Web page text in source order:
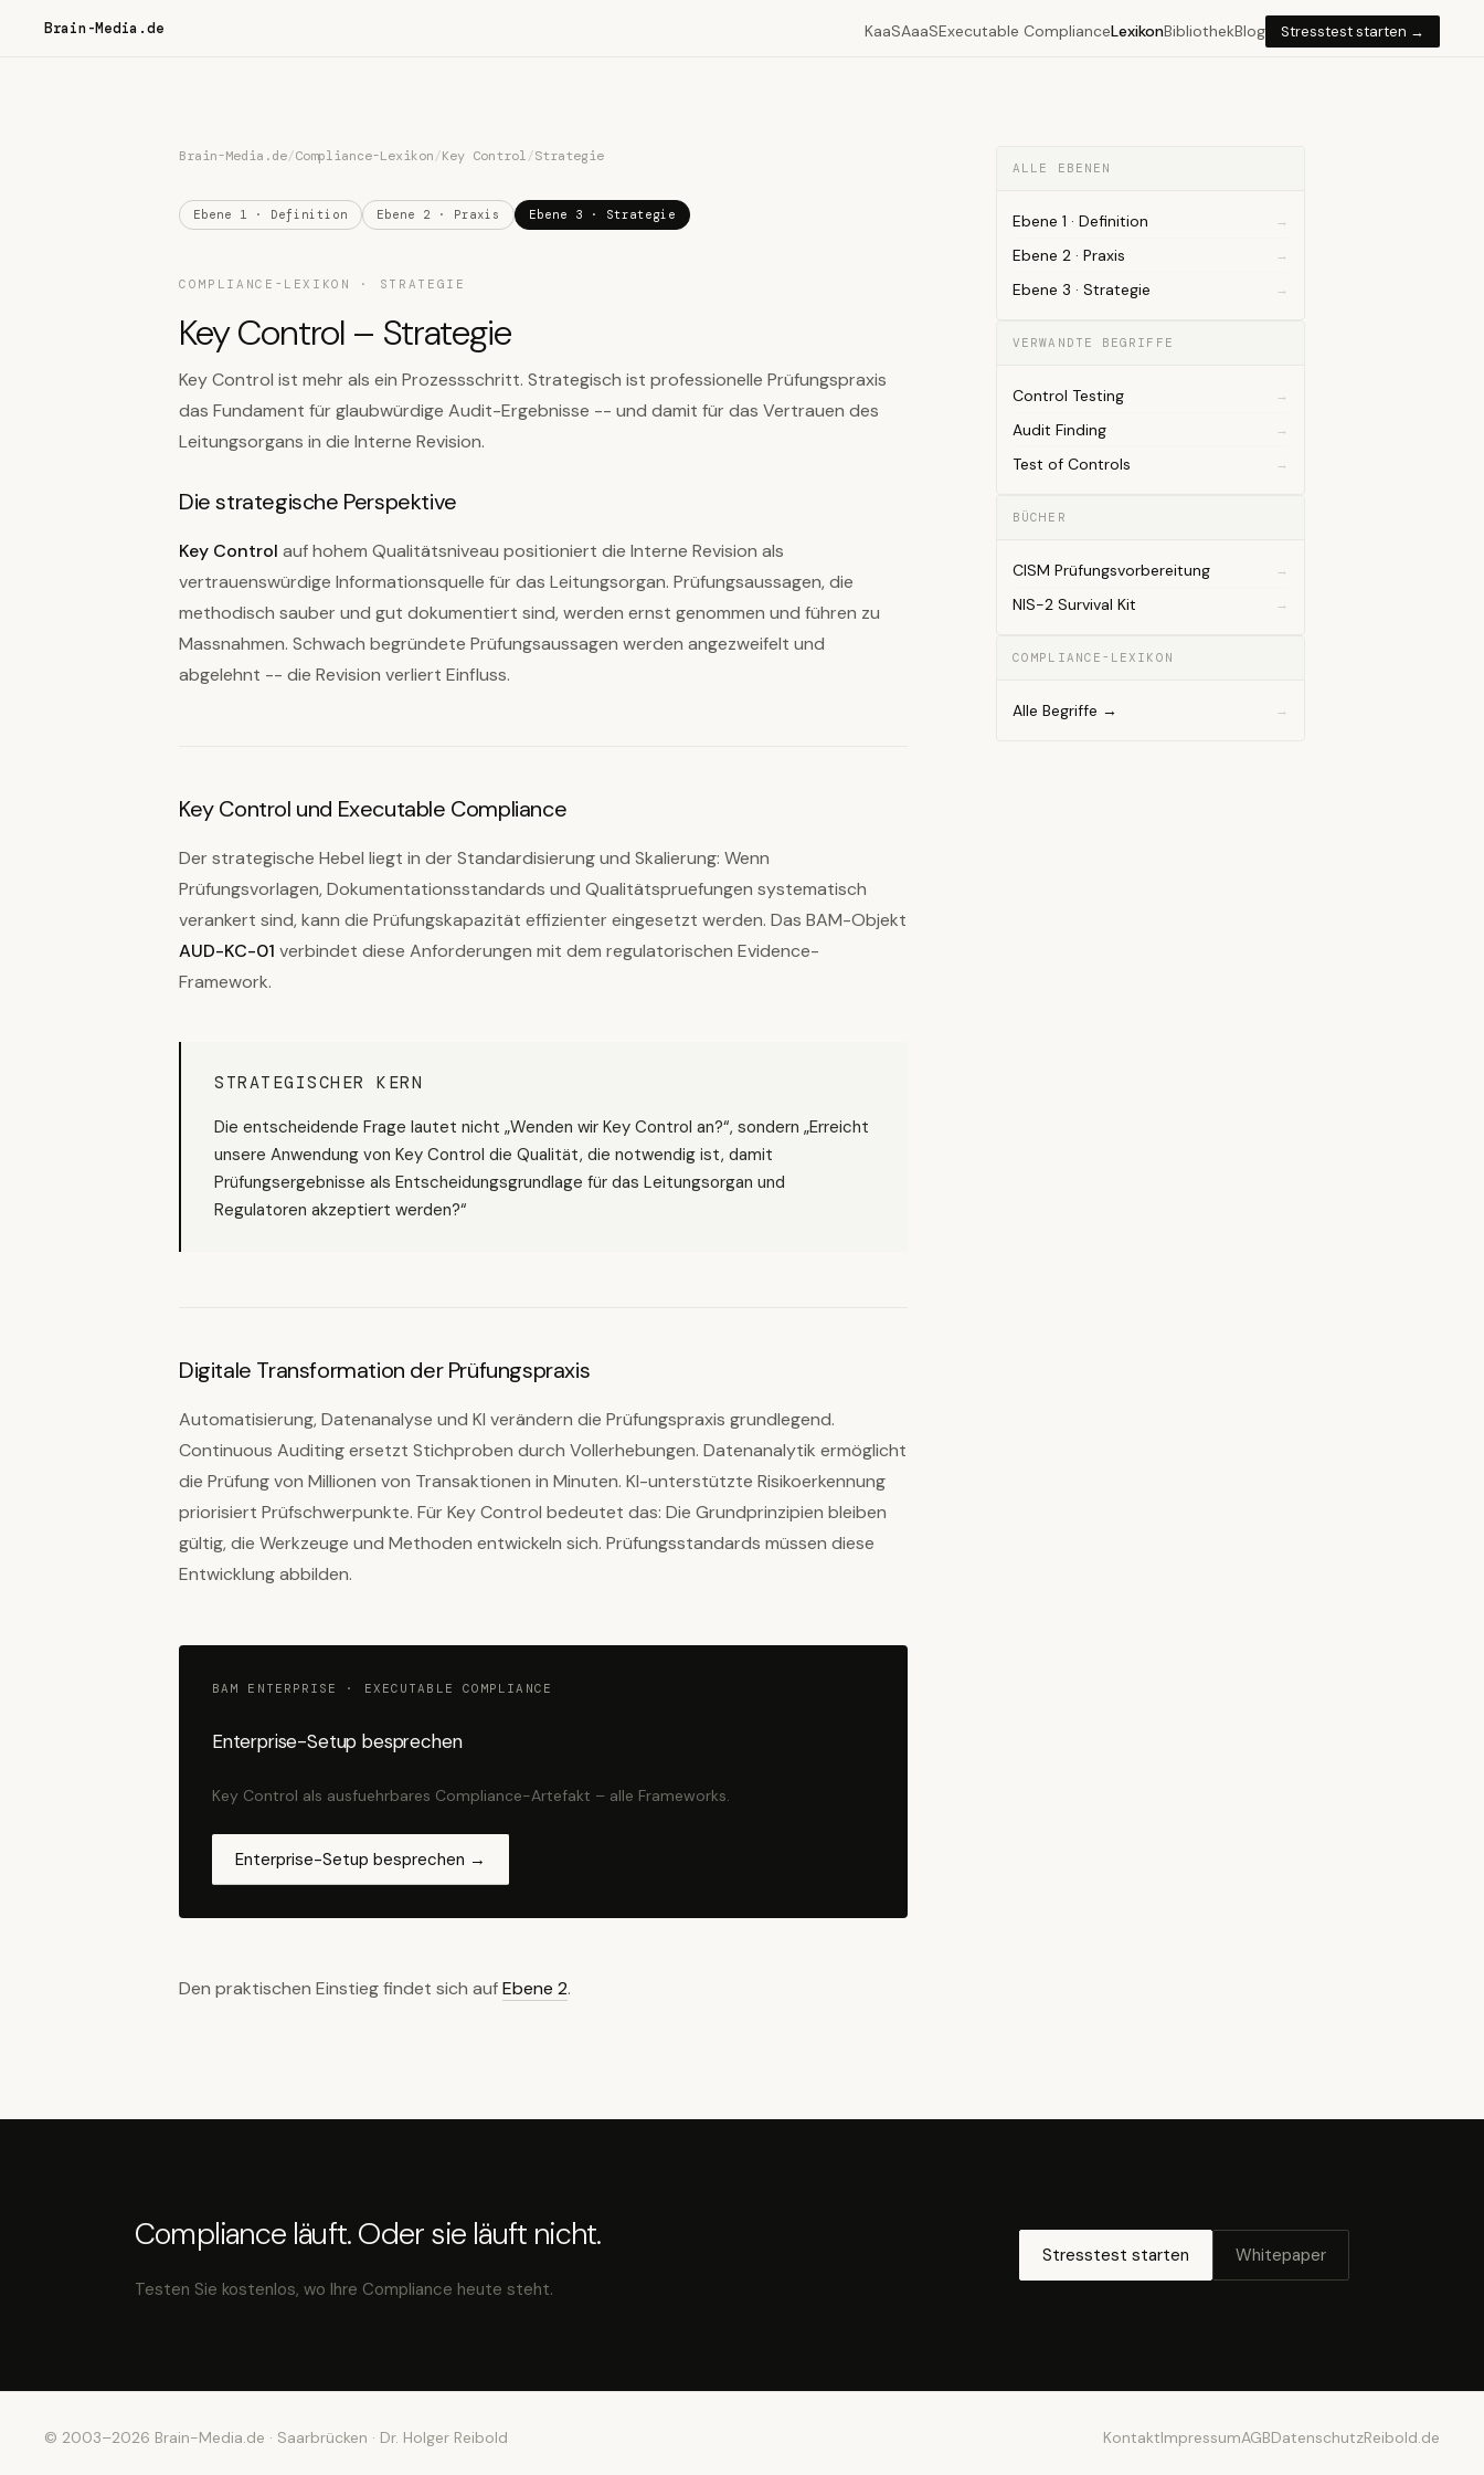
Brain-Media.de KaaSAaaSExecutable ComplianceLexikonBibliothekBlog Stresstest starten →
Brain-Media.de/Compliance-Lexikon/Key Control/Strategie
Ebene 1 · Definition Ebene 2 · Praxis Ebene 3 · Strategie
COMPLIANCE-LEXIKON · STRATEGIE
Key Control – Strategie
Key Control ist mehr als ein Prozessschritt. Strategisch ist professionelle Prüfungspraxis
das Fundament für glaubwürdige Audit-Ergebnisse -- und damit für das Vertrauen des
Leitungsorgans in die Interne Revision.
Die strategische Perspektive
Key Control auf hohem Qualitätsniveau positioniert die Interne Revision als
vertrauenswürdige Informationsquelle für das Leitungsorgan. Prüfungsaussagen, die
methodisch sauber und gut dokumentiert sind, werden ernst genommen und führen zu
Massnahmen. Schwach begründete Prüfungsaussagen werden angezweifelt und
abgelehnt -- die Revision verliert Einfluss.
Key Control und Executable Compliance
Der strategische Hebel liegt in der Standardisierung und Skalierung: Wenn
Prüfungsvorlagen, Dokumentationsstandards und Qualitätspruefungen systematisch
verankert sind, kann die Prüfungskapazität effizienter eingesetzt werden. Das BAM-Objekt
AUD-KC-01 verbindet diese Anforderungen mit dem regulatorischen Evidence-
Framework.
STRATEGISCHER KERN
Die entscheidende Frage lautet nicht „Wenden wir Key Control an?“, sondern „Erreicht
unsere Anwendung von Key Control die Qualität, die notwendig ist, damit
Prüfungsergebnisse als Entscheidungsgrundlage für das Leitungsorgan und
Regulatoren akzeptiert werden?“
Digitale Transformation der Prüfungspraxis
Automatisierung, Datenanalyse und KI verändern die Prüfungspraxis grundlegend.
Continuous Auditing ersetzt Stichproben durch Vollerhebungen. Datenanalytik ermöglicht
die Prüfung von Millionen von Transaktionen in Minuten. KI-unterstützte Risikoerkennung
priorisiert Prüfschwerpunkte. Für Key Control bedeutet das: Die Grundprinzipien bleiben
gültig, die Werkzeuge und Methoden entwickeln sich. Prüfungsstandards müssen diese
Entwicklung abbilden.
BAM ENTERPRISE · EXECUTABLE COMPLIANCE
Enterprise-Setup besprechen
Key Control als ausfuehrbares Compliance-Artefakt – alle Frameworks.
Enterprise-Setup besprechen →
Den praktischen Einstieg findet sich aufEbene 2.
ALLE EBENEN
Ebene 1 · Definition
Ebene 2 · Praxis
Ebene 3 · Strategie
VERWANDTE BEGRIFFE
Control Testing
Audit Finding
Test of Controls
BÜCHER
CISM Prüfungsvorbereitung
NIS-2 Survival Kit
COMPLIANCE-LEXIKON
Alle Begriffe →
Compliance läuft. Oder sie läuft nicht.
Testen Sie kostenlos, wo Ihre Compliance heute steht.
Stresstest starten Whitepaper
© 2003–2026 Brain-Media.de · Saarbrücken · Dr. Holger Reibold KontaktImpressumAGBDatenschutzReibold.de